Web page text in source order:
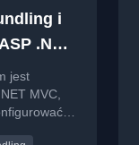
i
.NET
jest
MVC,